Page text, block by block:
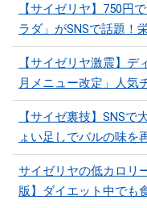
【サイゼリヤ】750円
ラダ」がSNSで話題！
【サイゼリヤ激震】
月メニュー改定」人気
【サイゼ裏技】SNS
ょい足しでバルの味を
サイゼリヤの低カロリ
版】ダイエット中でも